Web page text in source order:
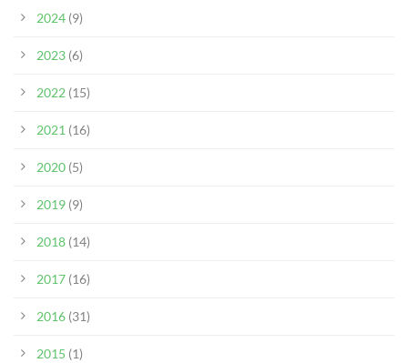
2024 (9)
2023 (6)
2022 (15)
2021 (16)
2020 (5)
2019 (9)
2018 (14)
2017 (16)
2016 (31)
2015 (1)